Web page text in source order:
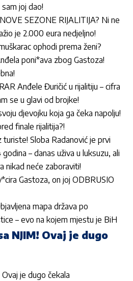
joj dao!
SEZONE RIJALITIJA? Ni ne
je 2.000 eura nedjeljno!
ophodi prema ženi?
poni*ava zbog Gastoza!
Anđele Đuričić u rijalitiju – cifra
se u glavi od brojke!
djevojku koja ga čeka napolju!
finale rijalitija?!
Sloba Radanović je prvi
– danas uživa u luksuzu, ali
nikad neće zaboraviti!
Gastoza, on joj ODBRUSIO
mapa država po
– evo na kojem mjestu je BiH
NJIM! Ovaj je dugo
je dugo čekala